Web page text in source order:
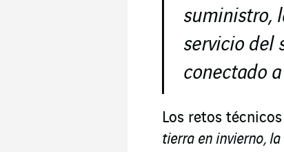
suministro,
servicio del
conectado
Los retos
tierra en invierno,